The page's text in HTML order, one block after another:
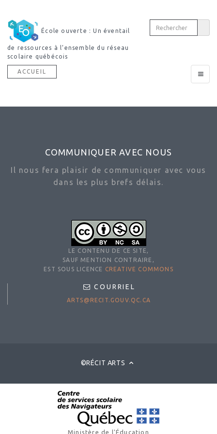
École ouverte : Un éventail
de ressources à l’ensemble du réseau
scolaire québécois
Toggle
ACCUEIL
COMMUNIQUER AVEC NOUS
Il nous fera plaisir de communiquer avec vous
dans les plus brefs délais.
LE CONTENU DE CE SITE,
SAUF MENTION CONTRAIRE,
EST SOUS LICENCE
CREATIVE COMMONS
COURRIEL
ARTS@RECIT.GOUV.QC.CA
©RÉCIT ARTS
Ministère de l'Éducation